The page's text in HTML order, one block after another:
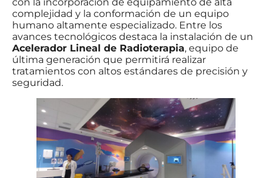
complejidad y la conformación de un equipo
humano altamente especializado. Entre los
avances tecnológicos destaca la instalación de un
Acelerador Lineal de Radioterapia, equipo de
última generación que permitirá realizar
tratamientos con altos estándares de precisión y
seguridad.